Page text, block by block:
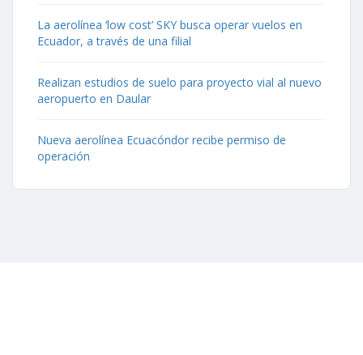
La aerolínea ‘low cost’ SKY busca operar vuelos en
Ecuador, a través de una filial
Realizan estudios de suelo para proyecto vial al nuevo
aeropuerto en Daular
Nueva aerolínea Ecuacóndor recibe permiso de
operación